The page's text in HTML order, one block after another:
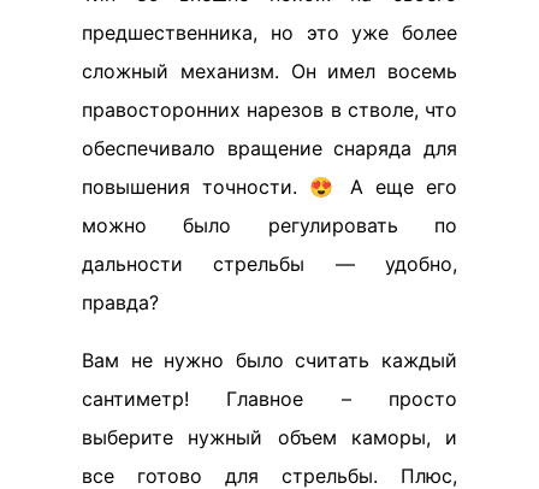
предшественника, но это уже более
сложный механизм. Он имел восемь
правосторонних нарезов в стволе, что
обеспечивало вращение снаряда для
повышения точности. 😍 А еще его
можно было регулировать по
дальности стрельбы — удобно,
правда?
Вам не нужно было считать каждый
сантиметр! Главное – просто
выберите нужный объем каморы, и
все готово для стрельбы. Плюс,